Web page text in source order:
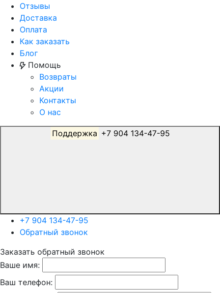
Отзывы
Доставка
Оплата
Как заказать
Блог
Помощь
Возвраты
Акции
Контакты
О нас
Поддержка
+7 904 134-47-95
Обратный звонок
Заказать обратный звонок
Ваше имя:
Ваш телефон: